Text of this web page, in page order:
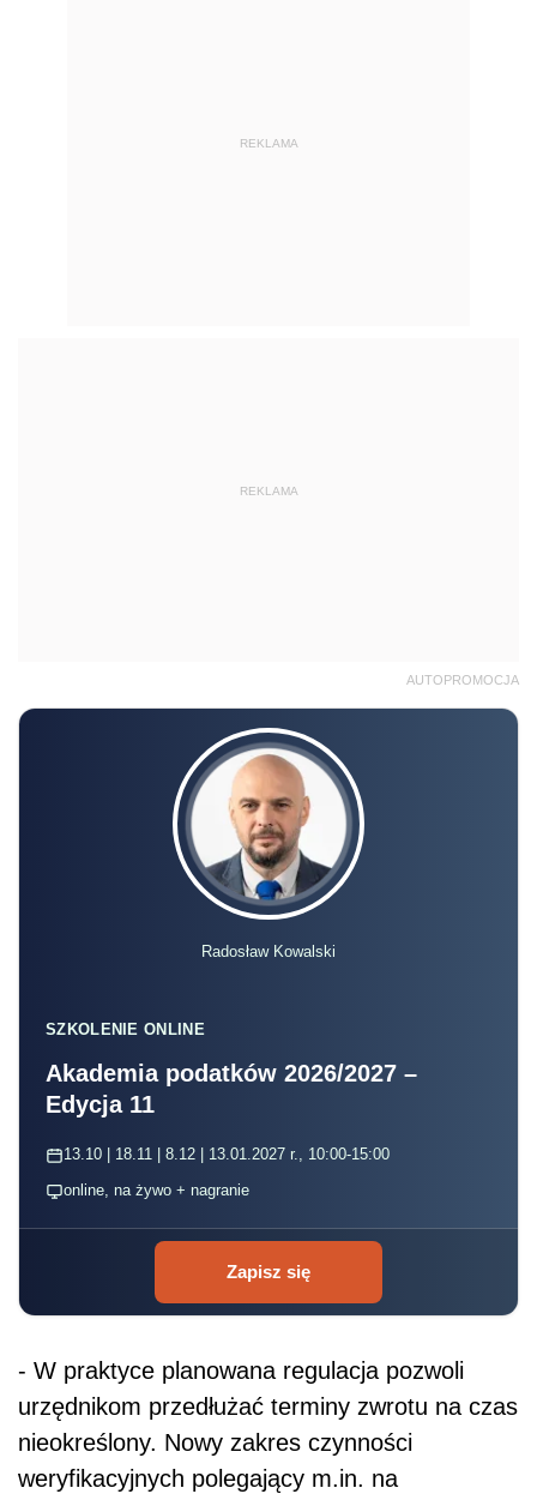
REKLAMA
REKLAMA
AUTOPROMOCJA
Radosław Kowalski
SZKOLENIE ONLINE
Akademia podatków 2026/2027 –
Edycja 11
13.10 | 18.11 | 8.12 | 13.01.2027 r., 10:00-15:00
online, na żywo + nagranie
Zapisz się
- W praktyce planowana regulacja pozwoli
urzędnikom przedłużać terminy zwrotu na czas
nieokreślony. Nowy zakres czynności
weryfikacyjnych polegający m.in. na